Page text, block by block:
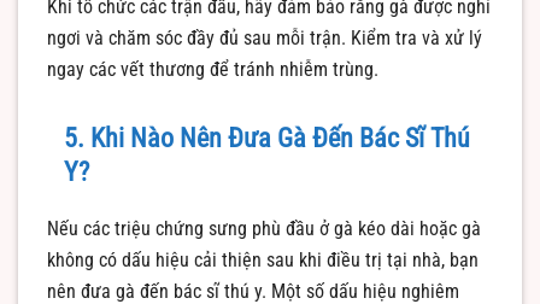
Khi tổ chức các trận đấu, hãy đảm bảo rằng gà được nghỉ
ngơi và chăm sóc đầy đủ sau mỗi trận. Kiểm tra và xử lý
ngay các vết thương để tránh nhiễm trùng.
5. Khi Nào Nên Đưa Gà Đến Bác Sĩ Thú
Y?
Nếu các triệu chứng sưng phù đầu ở gà kéo dài hoặc gà
không có dấu hiệu cải thiện sau khi điều trị tại nhà, bạn
nên đưa gà đến bác sĩ thú y. Một số dấu hiệu nghiêm